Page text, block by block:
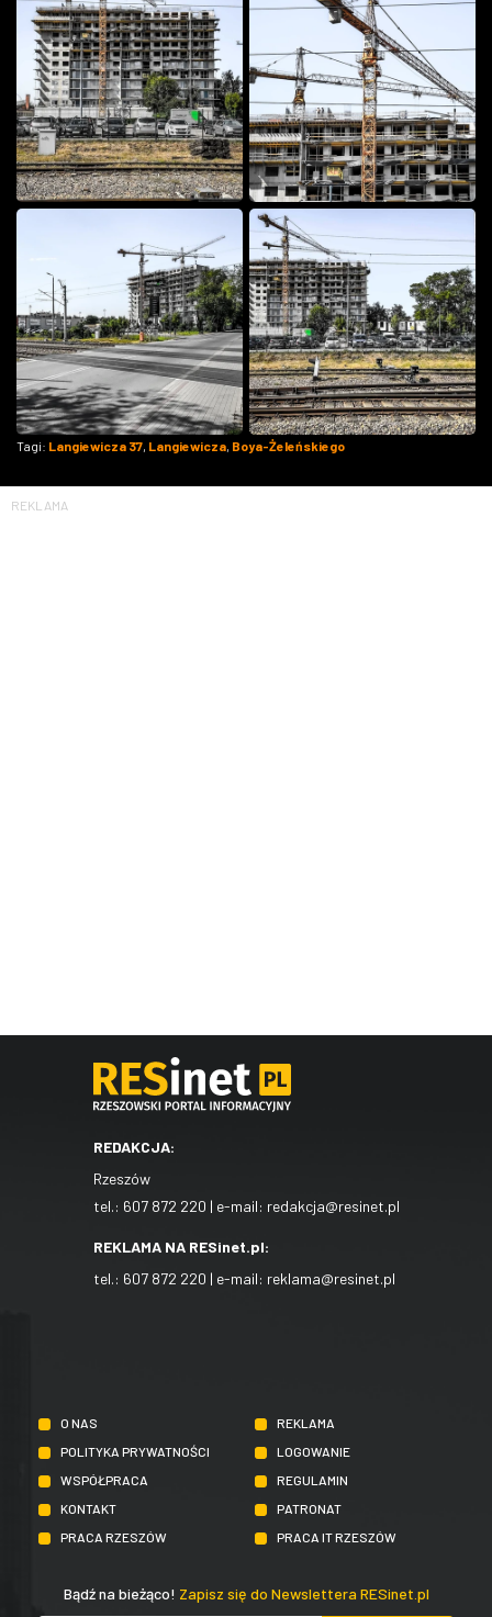
Tagi: Langiewicza 37, Langiewicza, Boya-Żeleńskiego
REKLAMA
REDAKCJA:
Rzeszów
tel.: 607 872 220 | e-mail: redakcja@resinet.pl
REKLAMA NA RESinet.pl:
tel.: 607 872 220 | e-mail: reklama@resinet.pl
O NAS
REKLAMA
POLITYKA PRYWATNOŚCI
LOGOWANIE
WSPÓŁPRACA
REGULAMIN
KONTAKT
PATRONAT
PRACA RZESZÓW
PRACA IT RZESZÓW
Bądź na bieżąco! Zapisz się do Newslettera RESinet.pl